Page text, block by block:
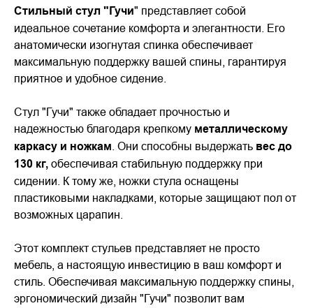
Стильный стул "Гучи" представляет собой
идеальное сочетание комфорта и элегантности. Его
анатомически изогнутая спинка обеспечивает
максимальную поддержку вашей спины, гарантируя
приятное и удобное сидение.
Стул "Гучи" также обладает прочностью и
надежностью благодаря крепкому металлическому
каркасу и ножкам . Они способны выдержать вес до
130 кг, обеспечивая стабильную поддержку при
сидении. К тому же, ножки стула оснащены
пластиковыми накладками, которые защищают пол от
возможных царапин.
Этот комплект стульев представляет не просто
мебель, а настоящую инвестицию в ваш комфорт и
стиль. Обеспечивая максимальную поддержку спины,
эргономический дизайн "Гучи" позволит вам